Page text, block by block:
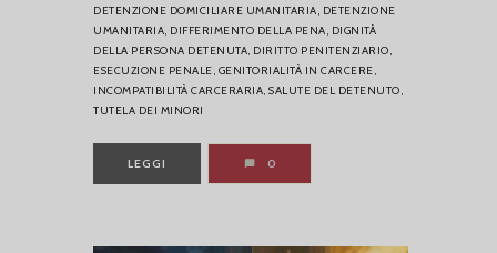
DETENZIONE DOMICILIARE UMANITARIA, DETENZIONE
UMANITARIA, DIFFERIMENTO DELLA PENA, DIGNITÀ
DELLA PERSONA DETENUTA, DIRITTO PENITENZIARIO,
ESECUZIONE PENALE, GENITORIALITÀ IN CARCERE,
INCOMPATIBILITÀ CARCERARIA, SALUTE DEL DETENUTO,
TUTELA DEI MINORI
LEGGI 0